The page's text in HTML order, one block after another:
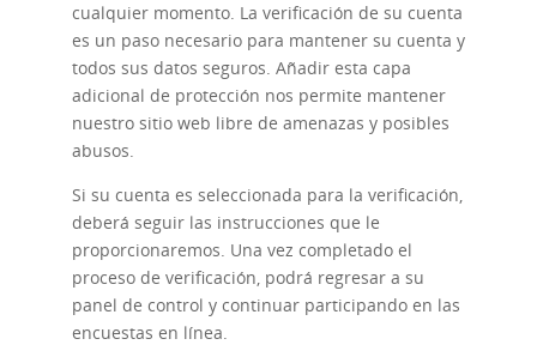
cualquier momento. La verificación de su cuenta
es un paso necesario para mantener su cuenta y
todos sus datos seguros. Añadir esta capa
adicional de protección nos permite mantener
nuestro sitio web libre de amenazas y posibles
abusos.
Si su cuenta es seleccionada para la verificación,
deberá seguir las instrucciones que le
proporcionaremos. Una vez completado el
proceso de verificación, podrá regresar a su
panel de control y continuar participando en las
encuestas en línea.